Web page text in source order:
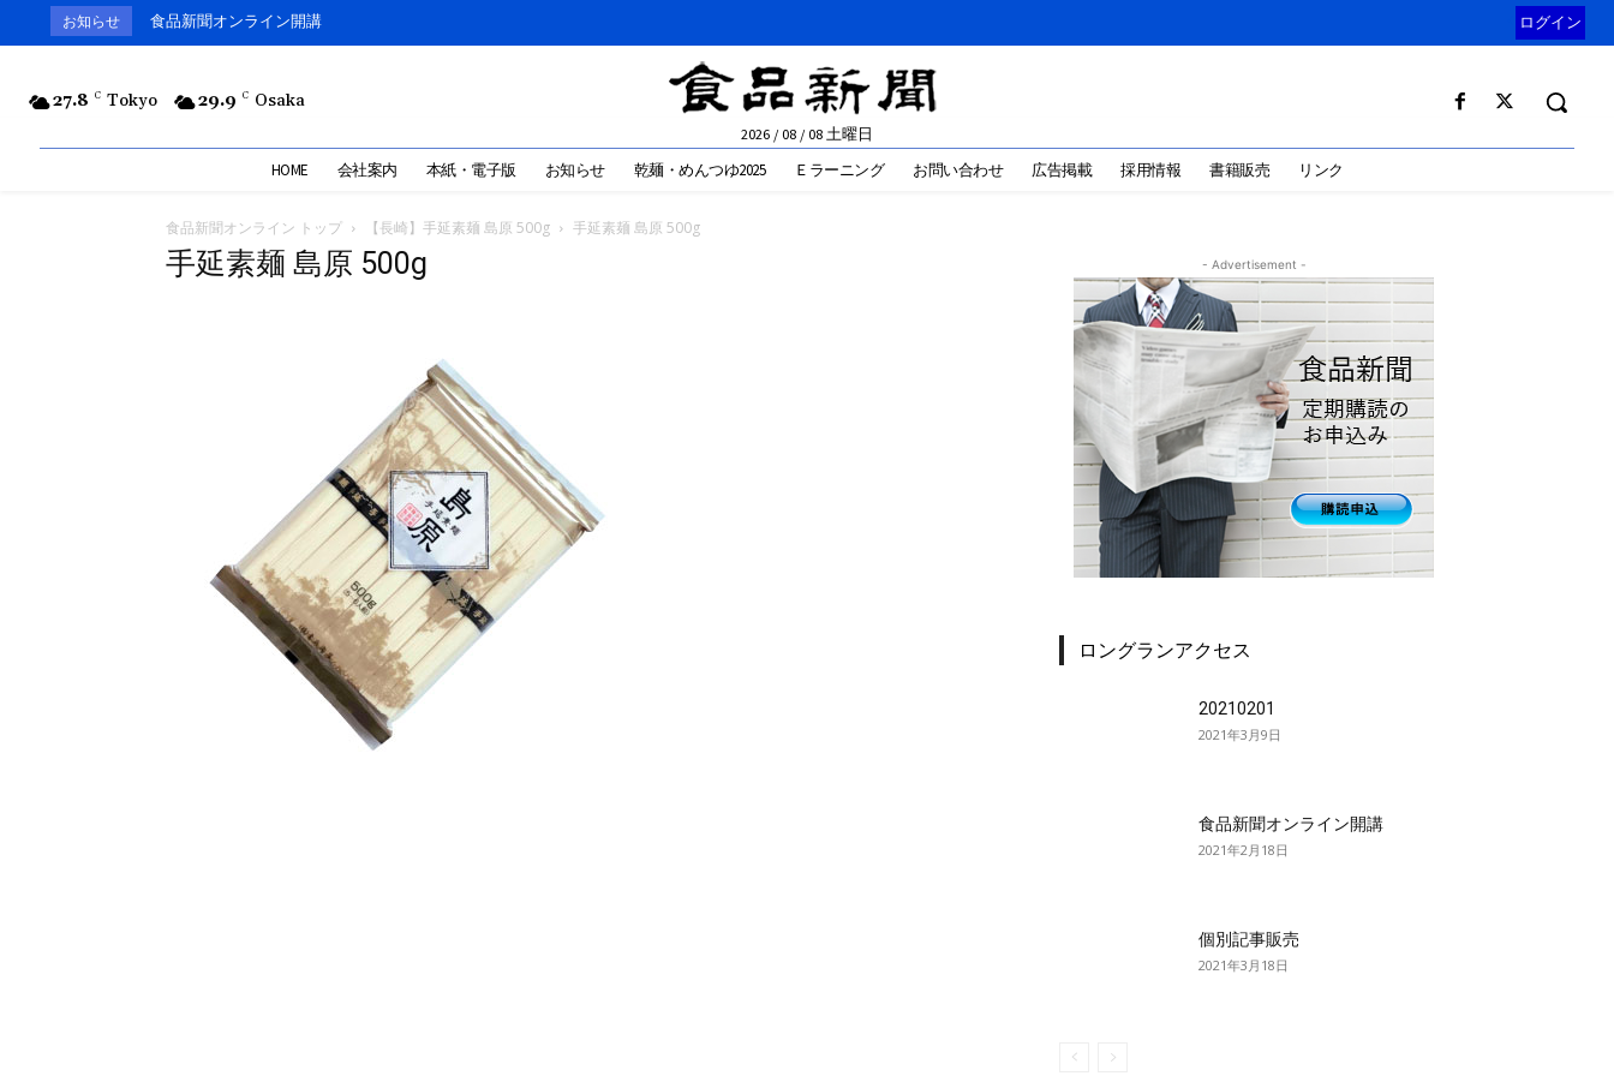
お知らせ 食品新聞オンライン開講 ログイン
27.8 C Tokyo 29.9 C Osaka
2026 / 08 / 08 土曜日
HOME 会社案内 本紙・電子版 お知らせ 乾麺・めんつゆ2025 Ｅラーニング お問い合わせ 広告掲載 採用情報 書籍販売 リンク
食品新聞オンライン トップ 【長崎】手延素麺 島原 500g 手延素麺 島原 500g
手延素麺 島原 500g - Advertisement -
ロングランアクセス
20210201
2021年3月9日
食品新聞オンライン開講
2021年2月18日
個別記事販売
2021年3月18日